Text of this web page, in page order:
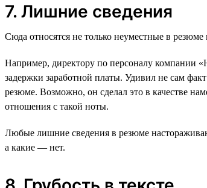
7. Лишние сведения
Сюда относятся не только неуместные в резюме
Например, директору по персоналу компании
задержки заработной платы. Удивил не сам
резюме. Возможно, он сделал это в качестве
отношения с такой ноты.
Любые лишние сведения в резюме
а какие — нет.